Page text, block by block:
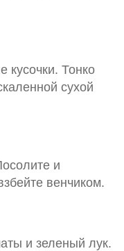
кусочки. Тонко
сухой
и
венчиком.
и зеленый лук.